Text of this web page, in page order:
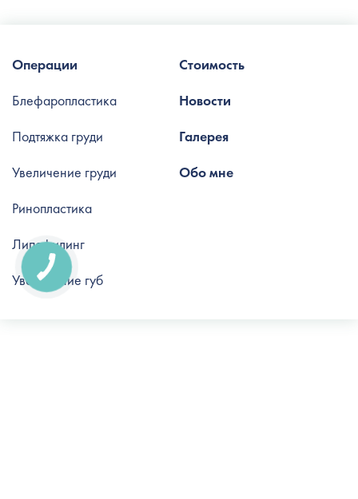
Стоимость
Новости
Галерея
Обо мне
Операции
Блефаропластика
Подтяжка груди
Увеличение груди
Ринопластика
Липофилинг
Увеличение губ